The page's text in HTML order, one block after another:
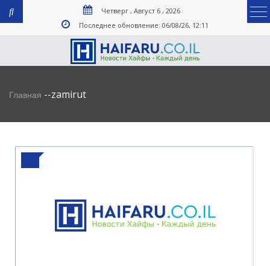
Четверг , Август 6 , 2026
Последнее обновление: 06/08/26, 12:11
Главная --zamirut